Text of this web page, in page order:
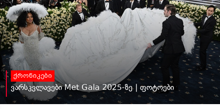
ქრონიკები
ვარსკვლავები Met Gala 2025-ზე | ფოტოები